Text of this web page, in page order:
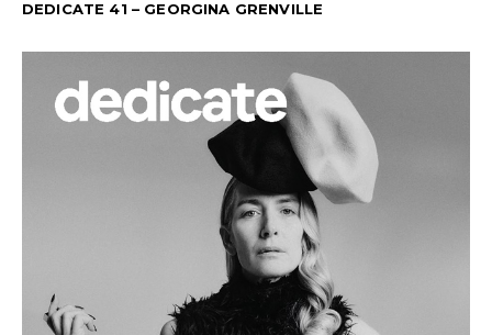
DEDICATE 41 – GEORGINA GRENVILLE